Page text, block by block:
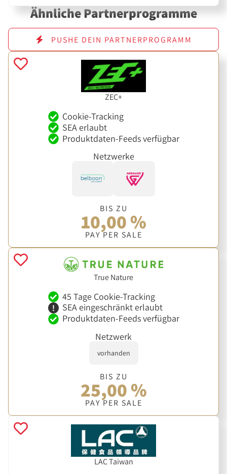
Ähnliche Partnerprogramme
PUSHE DEIN PARTNERPROGRAMM
ZEC+
Cookie-Tracking
SEA erlaubt
Produktdaten-Feeds verfügbar
Netzwerke
BIS ZU
10,00 %
PAY PER SALE
True Nature
45 Tage Cookie-Tracking
SEA eingeschränkt erlaubt
Produktdaten-Feeds verfügbar
Netzwerk
vorhanden
BIS ZU
25,00 %
PAY PER SALE
LAC Taiwan